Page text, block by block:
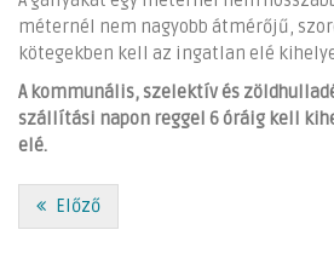
méternél nem nagyobb átmérőjű,
kötegekben kell az ingatlan elé
A kommunális, szelektív és
szállítási napon reggel 6 óráig kell
elé.
Előző